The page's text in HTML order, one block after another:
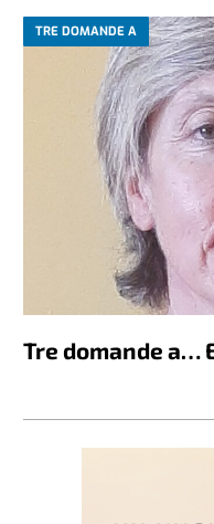
TRE DOMANDE A
Tre domande a…